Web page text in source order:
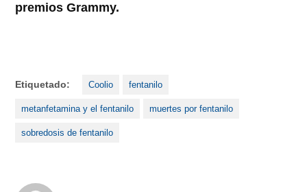
premios Grammy.
Etiquetado: Coolio fentanilo
metanfetamina y el fentanilo muertes por fentanilo
sobredosis de fentanilo